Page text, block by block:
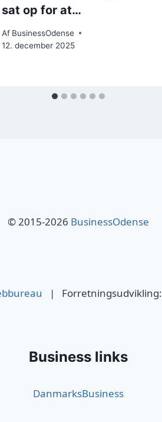
sat op for at…
Af BusinessOdense
12. december 2025
© 2015-2026 BusinessOdense
| Forretningsudvikling:
Business links
DanmarksBusiness